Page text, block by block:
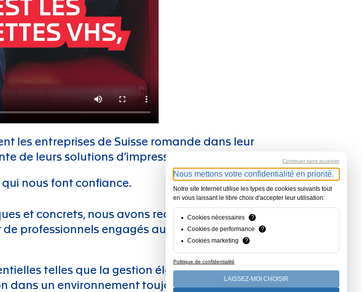
les entreprises de Suisse romande dans leur
de leurs solutions d’impression.
nous font confiance.
et concrets, nous avons recueilli les retours de
professionnels engagés au cœur de la
telles que la gestion électronique des
dans un environnement toujours plus connecté, ainsi
Continuer sans accepter
Nous mettons votre confidentialité en priorité.
Notre site Internet utilise les types de cookies suivants tout
en vous laissant le libre choix d'accepter leur utilisation:
Cookies nécessaires
?
Cookies de performance
?
Cookies marketing
?
Politique de confidentialité
LAISSEZ-MOI CHOISIR